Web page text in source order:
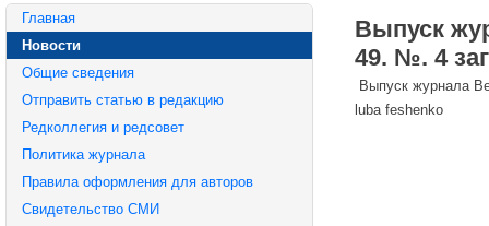
Главная
Новости
Общие сведения
Отправить статью в редакцию
Редколлегия и редсовет
Политика журнала
Правила оформления для авторов
Свидетельство СМИ
Выпуск
49. №. 4
Выпуск журнала
luba feshenko